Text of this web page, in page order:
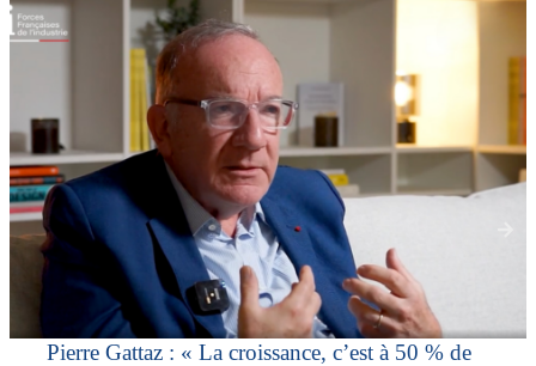
Pierre Gattaz : « La croissance, c’est à 50 % de